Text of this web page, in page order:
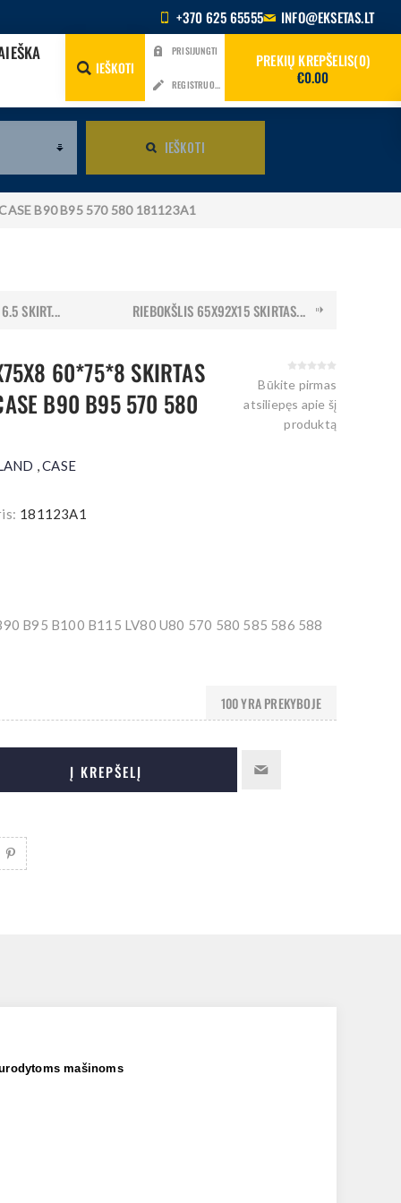
+370 625 65555 INFO@EKSETAS.LT
IEŠKOTI
PRISIJUNGTI
REGISTRUOTIS
PREKIŲ KREPŠELIS 0
€0.00
IEŠKOTI
B90 B95 570 580 181123A1
SKIRT... RIEBOKŠLIS 65X92X15 SKIRTAS...
60*75*8 SKIRTAS
B90 B95 570 580
,CASE
181123A1
Būkite pirmas
atsiliepęs apie šį
produktą
B95 B100 B115 LV80 U80 570 580 585 586 588
100 YRA PREKYBOJE
Į KREPŠELĮ
mašinoms